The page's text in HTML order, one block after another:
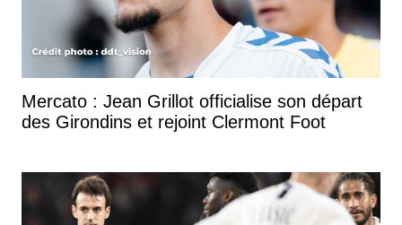
Mercato : Jean Grillot officialise son départ
des Girondins et rejoint Clermont Foot